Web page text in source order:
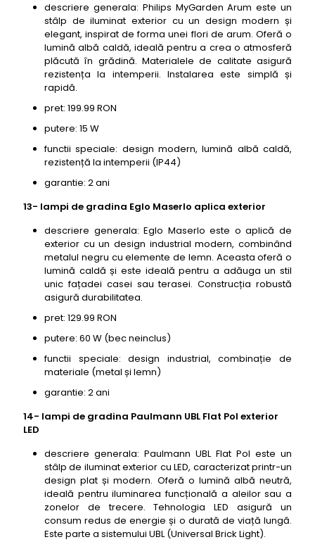
descriere generala: Philips MyGarden Arum este un
stâlp de iluminat exterior cu un design modern și
elegant, inspirat de forma unei flori de arum. Oferă o
lumină albă caldă, ideală pentru a crea o atmosferă
plăcută în grădină. Materialele de calitate asigură
rezistența la intemperii. Instalarea este simplă și
rapidă.
pret: 199.99 RON
putere: 15 W
functii speciale: design modern, lumină albă caldă,
rezistență la intemperii (IP44)
garantie: 2 ani
13- lampi de gradina Eglo Maserlo aplica exterior
descriere generala: Eglo Maserlo este o aplică de
exterior cu un design industrial modern, combinând
metalul negru cu elemente de lemn. Aceasta oferă o
lumină caldă și este ideală pentru a adăuga un stil
unic fațadei casei sau terasei. Construcția robustă
asigură durabilitatea.
pret: 129.99 RON
putere: 60 W (bec neinclus)
functii speciale: design industrial, combinație de
materiale (metal și lemn)
garantie: 2 ani
14- lampi de gradina Paulmann UBL Flat Pol exterior
LED
descriere generala: Paulmann UBL Flat Pol este un
stâlp de iluminat exterior cu LED, caracterizat printr-un
design plat și modern. Oferă o lumină albă neutră,
ideală pentru iluminarea funcțională a aleilor sau a
zonelor de trecere. Tehnologia LED asigură un
consum redus de energie și o durată de viață lungă.
Este parte a sistemului UBL (Universal Brick Light).